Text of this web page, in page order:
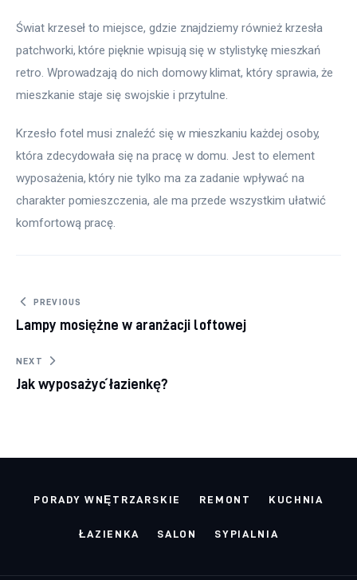
Świat krzeseł to miejsce, gdzie znajdziemy również krzesła
patchworki, które pięknie wpisują się w stylistykę mieszkań
retro. Wprowadzają do nich domowy klimat, który sprawia, że
mieszkanie staje się swojskie i przytulne.
Krzesło fotel musi znaleźć się w mieszkaniu każdej osoby,
która zdecydowała się na pracę w domu. Jest to element
wyposażenia, który nie tylko ma za zadanie wpływać na
charakter pomieszczenia, ale ma przede wszystkim ułatwić
komfortową pracę.
Nawigacja wpisu
PREVIOUS
Lampy mosiężne w aranżacji loftowej
NEXT
Jak wyposażyć łazienkę?
PORADY WNĘTRZARSKIE REMONT KUCHNIA
ŁAZIENKA SALON SYPIALNIA